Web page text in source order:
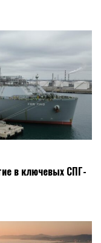
в ключевых СПГ-